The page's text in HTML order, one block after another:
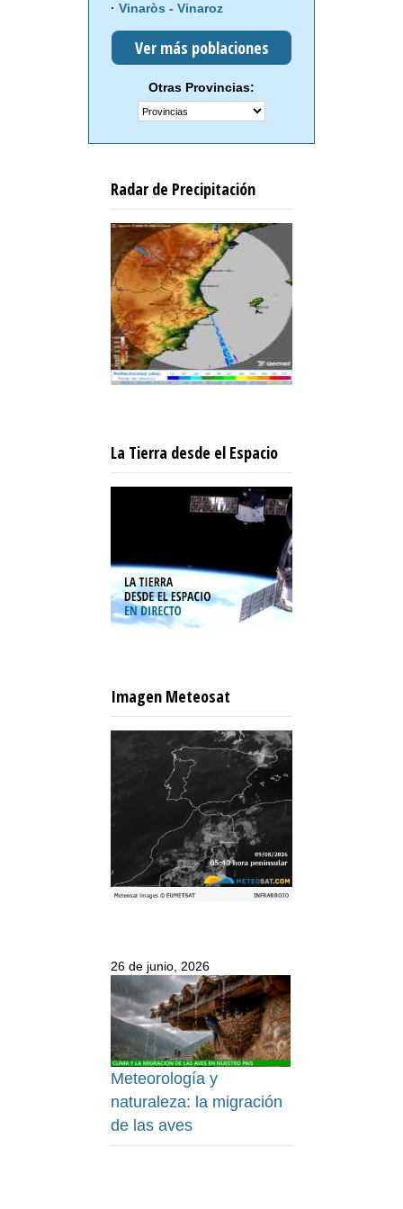
Vinaròs - Vinaroz
Ver más poblaciones
Otras Provincias:
Radar de Precipitación
La Tierra desde el Espacio
Imagen Meteosat
26 de junio, 2026
Meteorología y
naturaleza: la migración
de las aves